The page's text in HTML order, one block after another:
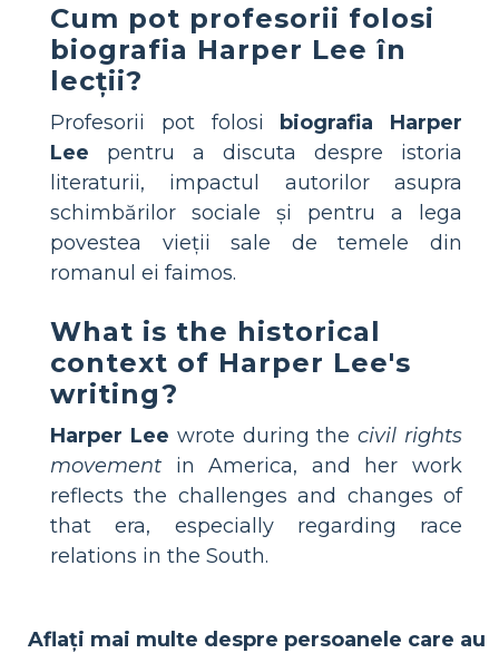
Cum pot profesorii folosi
biografia Harper Lee în
lecții?
Profesorii pot folosi
biografia Harper
Lee pentru a discuta despre istoria
literaturii, impactul autorilor asupra
schimbărilor sociale și pentru a lega
povestea vieții sale de temele din
romanul ei faimos.
What is the historical
context of Harper Lee's
writing?
Harper Lee wrote during thecivil rights
movement in America, and her work
reflects the challenges and changes of
that era, especially regarding race
relations in the South.
Aflați mai multe despre persoanele care au